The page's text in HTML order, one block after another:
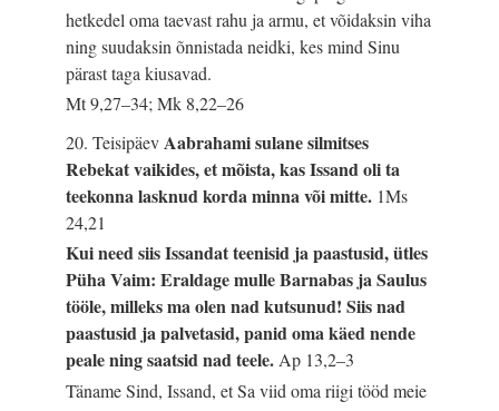
hetkedel oma taevast rahu ja armu, et võidaksin viha
ning suudaksin õnnistada neidki, kes mind Sinu
pärast taga kiusavad.
Mt 9,27–34; Mk 8,22–26
20. TeisipäevAabrahami sulane silmitses
Rebekat vaikides, et mõista, kas Issand oli ta
teekonna lasknud korda minna või mitte. 1Ms
24,21
Kui need siis Issandat teenisid ja paastusid, ütles
Püha Vaim: Eraldage mulle Barnabas ja Saulus
tööle, milleks ma olen nad kutsunud! Siis nad
paastusid ja palvetasid, panid oma käed nende
peale ning saatsid nad teele.Ap 13,2–3
Täname Sind, Issand, et Sa viid oma riigi tööd meie